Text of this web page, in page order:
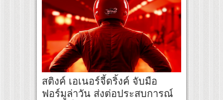
สติงค์ เอเนอร์จี้ดริ้งค์ จับมือ
ฟอร์มูล่าวัน ส่งต่อประสบการณ์